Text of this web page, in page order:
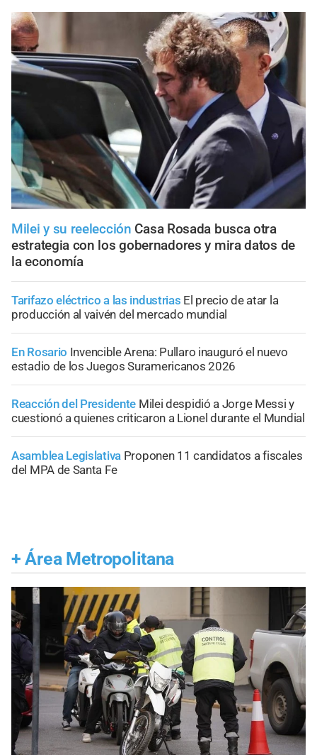
Milei y su reelección Casa Rosada busca otra
estrategia con los gobernadores y mira datos de
la economía
Tarifazo eléctrico a las industrias El precio de atar la
producción al vaivén del mercado mundial
En Rosario Invencible Arena: Pullaro inauguró el nuevo
estadio de los Juegos Suramericanos 2026
Reacción del Presidente Milei despidió a Jorge Messi y
cuestionó a quienes criticaron a Lionel durante el Mundial
Asamblea Legislativa Proponen 11 candidatos a fiscales
del MPA de Santa Fe
+ Área Metropolitana